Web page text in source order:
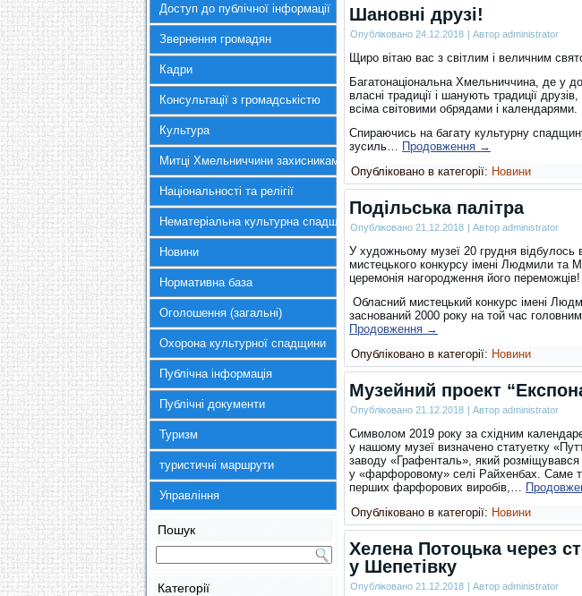
Доступ до публічної інформації
Звернення громадян
Кадри
Консультації з громадськістю
Культура
Митці Хмельниччини захисникам України
Національності та релігії
Нематеріальна культурна спадщина
Новини
Нормативна база
Оголошення (загальні)
Охорона культурної спадщини
Публічна інформація
Публічні документи
Туризм
туристичні маршрути
Управління
Пошук
Категорії
Шановні друзі!
Опубліковано 24.12.2018 | Автор administrator
Щиро вітаю вас з світлим і величним
Багатонаціональна Хмельниччина, де у
власні традиції і шанують традиції
всіма світовими обрядами і календарями.
Спираючись на багату культурну
зусиль… Продовження →
Опубліковано в категорії: Новини
Подільська палітра
Опубліковано 21.12.2018 | Автор administrator
У художньому музеї 20 грудня відбулось
мистецького конкурсу імені Людмили та
церемонія нагородження його переможців!
Обласний мистецький конкурс імені
заснований 2000 року на той час
Продовження →
Опубліковано в категорії: Новини
Музейний проект
Опубліковано 21.12.2018 | Автор administrator
Символом 2019 року за східним
у нашому музеї визначено статуетку
заводу «Графенталь», який розміщувався
у «фарфоровому» селі Райхенбах. Саме
перших фарфорових виробів,…
Опубліковано в категорії: Новини
Хелена Потоцька через
у Шепетівку
Опубліковано 21.12.2018 | Автор administrator